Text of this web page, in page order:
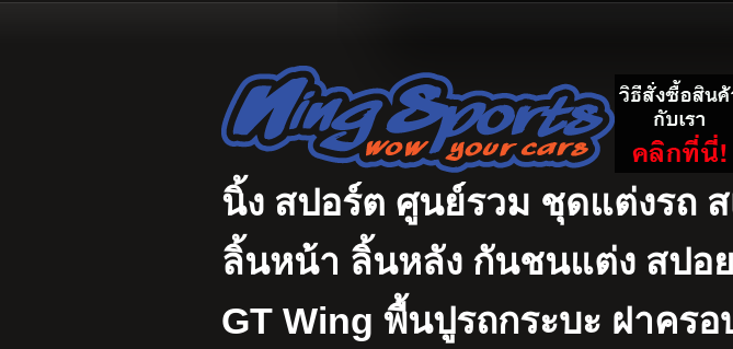
นิ้ง สปอร์ต ศูนย์รวม ชุดแต่งรถ ส
ลิ้นหน้า ลิ้นหลัง กันชนแต่ง สปอย
GT Wing พื้นปูรถกระบะ ฝาครอ